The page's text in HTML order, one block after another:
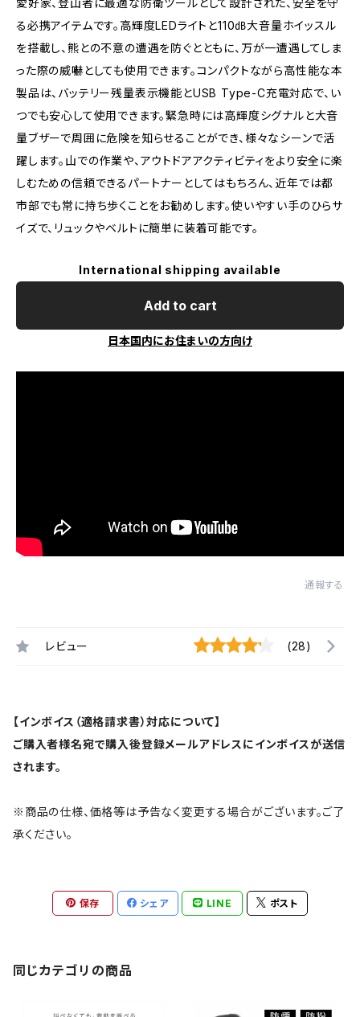
愛好家、登山者に最適な防衛ツールとして設計された、安全を守
る必携アイテムです。高輝度LEDライトと110㏈大音量ホイッスル
を搭載し、熊との不意の遭遇を防ぐとともに、万が一遭遇してしま
った際の威嚇としても使用できます。コンパクトながら高性能な本
製品は、バッテリー残量表示機能とUSB Type-C充電対応で、い
つでも安心して使用できます。緊急時には高輝度シグナルと大音
量ブザーで周囲に危険を知らせることができ、様々なシーンで活
躍します。山での作業や、アウトドアアクティビティをより安全に楽
しむための信頼できるパートナーとしてはもちろん、近年では都
市部でも常に持ち歩くことをお勧めします。使いやすい手のひらサ
イズで、リュックやベルトに簡単に装着可能です。
International shipping available
Add to cart
日本国内にお住まいの方向け
通報する
レビュー (28)
【インボイス（適格請求書）対応について】
ご購入者様名宛で購入後登録メールアドレスにインボイスが送信
されます。
※商品の仕様、価格等は予告なく変更する場合がございます。ご了
承ください。
保存 シェア LINE ポスト
同じカテゴリの商品